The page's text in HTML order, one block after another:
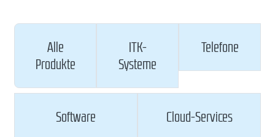
Alle
Produkte
ITK-
Systeme
Telefone
Software Cloud-Services